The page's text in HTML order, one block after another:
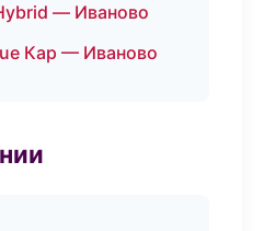
— Иваново
Кар — Иваново